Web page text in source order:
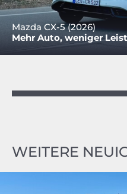
Mazda CX-5 (2026)
Mehr Auto, weniger
WEITERE